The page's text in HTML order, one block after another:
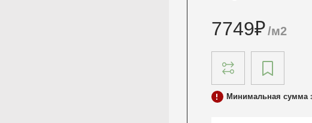
7749₽/м2
Минимальная сумма